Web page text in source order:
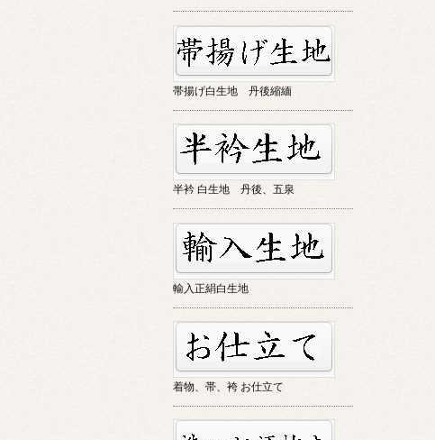
帯揚げ白生地 丹後縮緬
半衿 白生地 丹後、五泉
輸入正絹白生地
着物、帯、袴 お仕立て